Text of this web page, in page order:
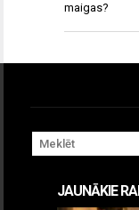
maigas?
JAUNĀKIE